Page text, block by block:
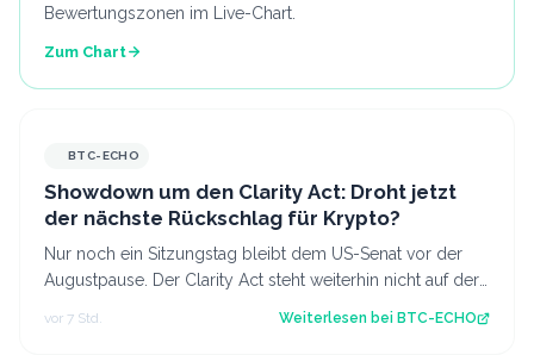
Bewertungszonen im Live-Chart.
Zum Chart
BTC-ECHO
Showdown um den Clarity Act: Droht jetzt
der nächste Rückschlag für Krypto?
Nur noch ein Sitzungstag bleibt dem US-Senat vor der
Augustpause. Der Clarity Act steht weiterhin nicht auf der
vor 7 Std. Weiterlesen bei BTC-ECHO